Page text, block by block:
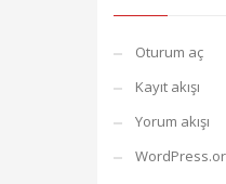
Oturum aç
Kayıt akışı
Yorum akışı